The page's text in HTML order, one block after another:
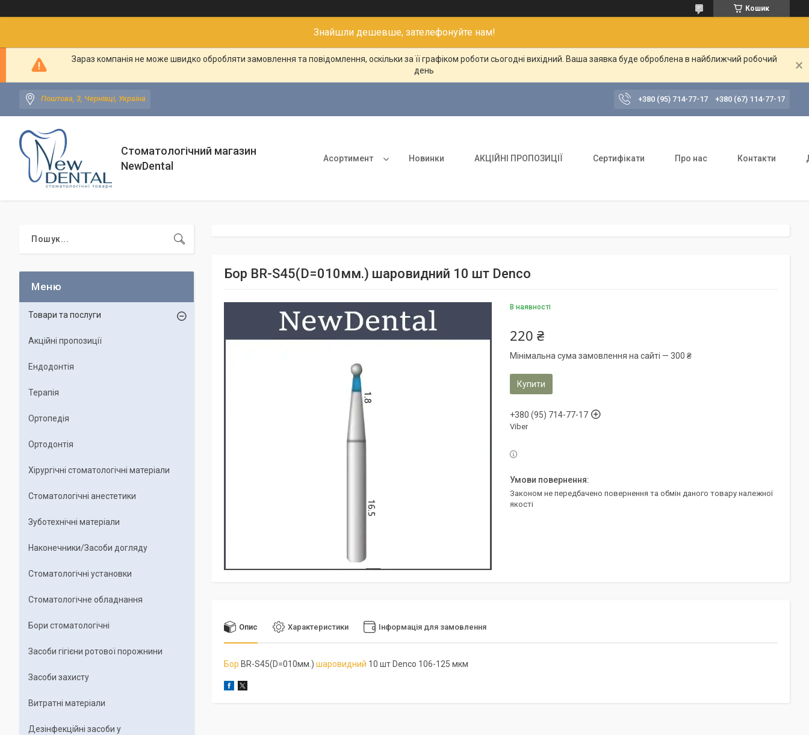
Кошик
Знайшли дешевше, зателефонуйте нам!
Зараз компанія не може швидко обробляти замовлення та повідомлення, оскільки за її графіком роботи сьогодні вихідний. Ваша заявка буде оброблена в найближчий робочий
день
Поштова, 3, Чернівці, Україна +380 (95) 714-77-17 +380 (67) 114-77-17
Стоматологічний магазин
NewDental
Асортимент Новинки АКЦІЙНІ ПРОПОЗИЦІЇ Сертифікати Про нас Контакти
Бор BR-S45(D=010мм.) шаровидний 10 шт Denco
В наявності
220 ₴
Мінімальна сума замовлення на сайті — 300 ₴
Купити
+380 (95) 714-77-17
Viber
Законом не передбачено повернення та обмін даного товару належної
якості
Опис Характеристики Інформація для замовлення
Бор BR-S45(D=010мм.) шаровидний 10 шт Denco 106-125 мкм
Товари та послуги
Акційні пропозиції
Ендодонтія
Терапія
Ортопедія
Ортодонтія
Хірургічні стоматологічні матеріали
Стоматологічні анестетики
Зуботехнічні матеріали
Наконечники/Засоби догляду
Стоматологічні установки
Стоматологічне обладнання
Бори стоматологічні
Засоби гігієни ротової порожнини
Засоби захисту
Витратні матеріали
Дезінфекційні засоби у